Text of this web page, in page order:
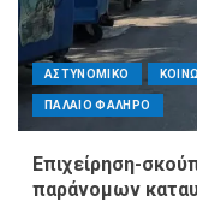
ΑΣΤΥΝΟΜΙΚΟ
ΠΑΛΑΙΟ ΦΑΛΗΡΟ
Επιχείρηση-
παράνομων